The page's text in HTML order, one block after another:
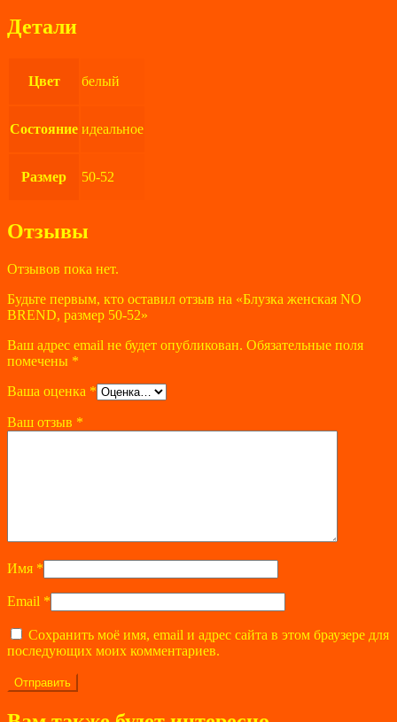
Детали
Цвет белый
Состояние идеальное
Размер 50-52
Отзывы
Отзывов пока нет.
Будьте первым, кто оставил отзыв на «Блузка женская NO
BREND, размер 50-52»
Ваш адрес email не будет опубликован. Обязательные поля
помечены *
Ваша оценка *
Ваш отзыв *
Имя *
Email *
Сохранить моё имя, email и адрес сайта в этом браузере для
последующих моих комментариев.